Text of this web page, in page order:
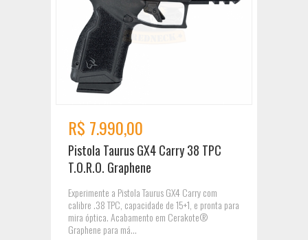
R$ 7.990,00
Pistola Taurus GX4 Carry 38 TPC
T.O.R.O. Graphene
Experimente a Pistola Taurus GX4 Carry com
calibre .38 TPC, capacidade de 15+1, e pronta para
mira óptica. Acabamento em Cerakote®
Graphene para má...